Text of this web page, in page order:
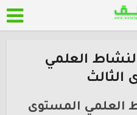
العلمي
الثالث
العلمي المستوى